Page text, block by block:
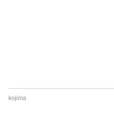
kojima